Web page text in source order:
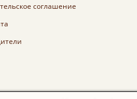
соглашение